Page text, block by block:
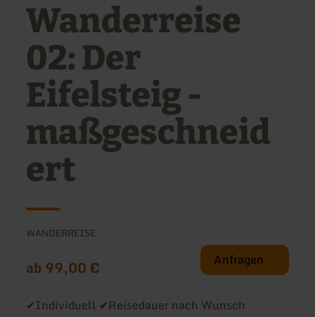
Wanderreise
02: Der
Eifelsteig -
maßgeschneid
ert
WANDERREISE
ab 99,00 € Anfragen
✔Individuell ✔Reisedauer nach Wunsch